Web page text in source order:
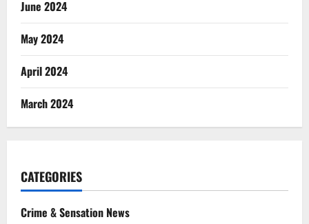
June 2024
May 2024
April 2024
March 2024
CATEGORIES
Crime & Sensation News